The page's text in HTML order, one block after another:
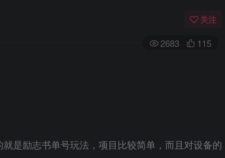
关注
2683 115
是励志书单号玩法，项目比较简单，而且对设备的